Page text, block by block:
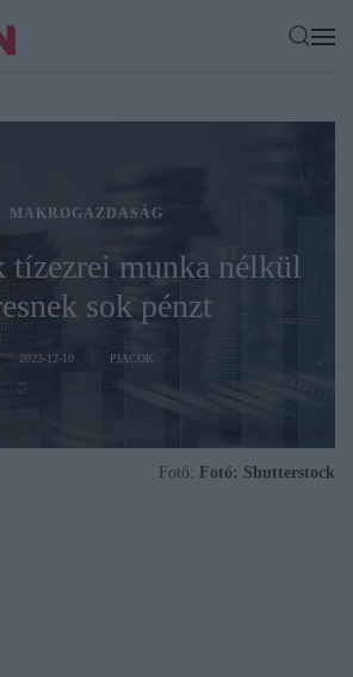
MAKROGAZDASÁG
tízezrei munka nélkül
sok pénzt
2023-12-10 PIACOK
Fotó: Fotó: Shutterstock